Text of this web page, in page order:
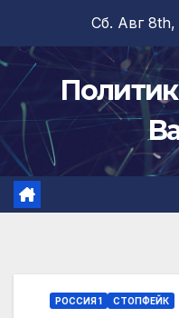
содержимому
Сб. Авг 8th,
РОССИЯ 1 СТОПФЕЙК